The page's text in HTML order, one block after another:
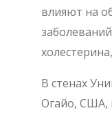
влияют на
В стенах
Огайо, США,